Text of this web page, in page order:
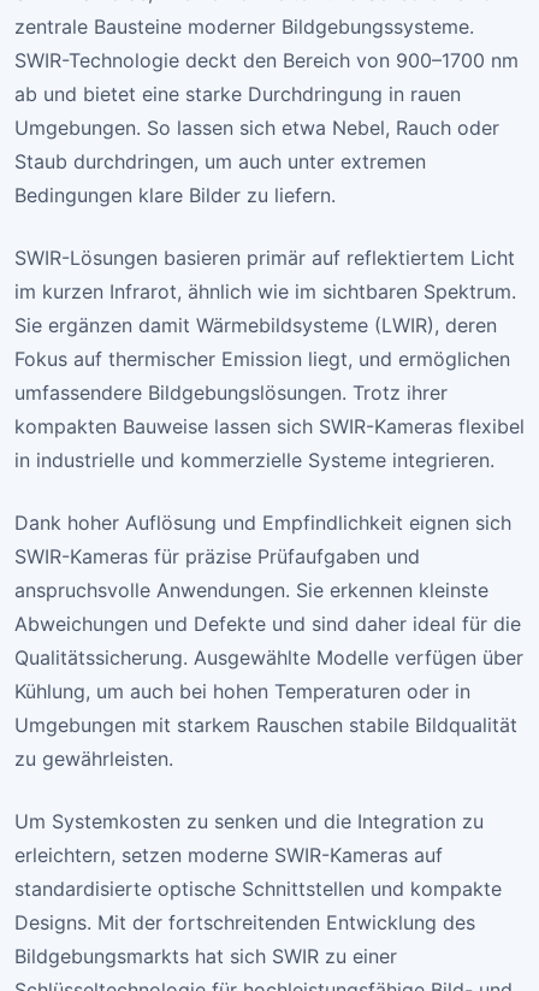
zentrale Bausteine moderner Bildgebungssysteme.
SWIR-Technologie deckt den Bereich von 900–1700 nm
ab und bietet eine starke Durchdringung in rauen
Umgebungen. So lassen sich etwa Nebel, Rauch oder
Staub durchdringen, um auch unter extremen
Bedingungen klare Bilder zu liefern.
SWIR-Lösungen basieren primär auf reflektiertem Licht
im kurzen Infrarot, ähnlich wie im sichtbaren Spektrum.
Sie ergänzen damit Wärmebildsysteme (LWIR), deren
Fokus auf thermischer Emission liegt, und ermöglichen
umfassendere Bildgebungslösungen. Trotz ihrer
kompakten Bauweise lassen sich SWIR-Kameras flexibel
in industrielle und kommerzielle Systeme integrieren.
Dank hoher Auflösung und Empfindlichkeit eignen sich
SWIR-Kameras für präzise Prüfaufgaben und
anspruchsvolle Anwendungen. Sie erkennen kleinste
Abweichungen und Defekte und sind daher ideal für die
Qualitätssicherung. Ausgewählte Modelle verfügen über
Kühlung, um auch bei hohen Temperaturen oder in
Umgebungen mit starkem Rauschen stabile Bildqualität
zu gewährleisten.
Um Systemkosten zu senken und die Integration zu
erleichtern, setzen moderne SWIR-Kameras auf
standardisierte optische Schnittstellen und kompakte
Designs. Mit der fortschreitenden Entwicklung des
Bildgebungsmarkts hat sich SWIR zu einer